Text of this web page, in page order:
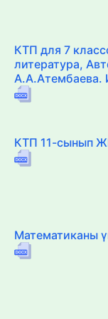
КТП для 7
литература,
А.А.Атембаева.
КТП 11-сынып
Математиканы